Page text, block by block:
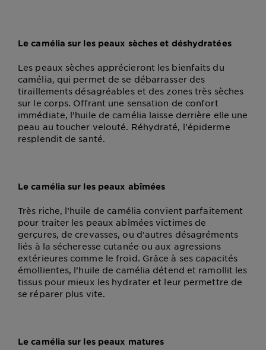
Le camélia sur les peaux sèches et déshydratées
Les peaux sèches apprécieront les bienfaits du
camélia, qui permet de se débarrasser des
tiraillements désagréables et des zones très sèches
sur le corps. Offrant une sensation de confort
immédiate, l’huile de camélia laisse derrière elle une
peau au toucher velouté. Réhydraté, l'épiderme
resplendit de santé.
Le camélia sur les peaux abîmées
Très riche, l’huile de camélia convient parfaitement
pour traiter les peaux abîmées victimes de
gerçures, de crevasses, ou d'autres désagréments
liés à la sécheresse cutanée ou aux agressions
extérieures comme le froid. Grâce à ses capacités
émollientes, l’huile de camélia détend et ramollit les
tissus pour mieux les hydrater et leur permettre de
se réparer plus vite.
Le camélia sur les peaux matures